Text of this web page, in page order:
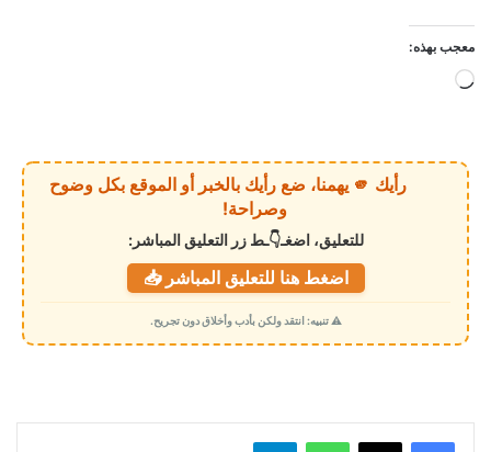
معجب بهذه:
ي
م
ي
رأيك 🫵 يهمنا، ضع رأيك بالخبر أو الموقع بكل وضوح
وصراحة!
للتعليق، اضغـ👇ـط زر التعليق المباشر:
اضغط هنا للتعليق المباشر 📥
⚠️ تنبيه: انتقد ولكن بأدب وأخلاق دون تجريح.
واتساب